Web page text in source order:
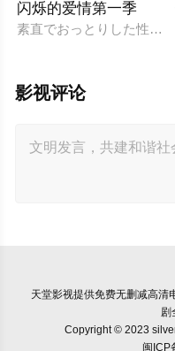
闪烁的爱情第一季
素直でおっとりした性格
影视评论
天堂影视提供免费无删减高清
剧
Copyright © 2023
闽ICP